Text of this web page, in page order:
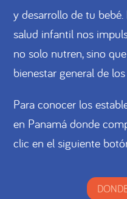
y desarrollo de tu
salud infantil nos
no solo nutren, sino
bienestar general de
Para conocer los
en Panamá donde
clic en el siguiente